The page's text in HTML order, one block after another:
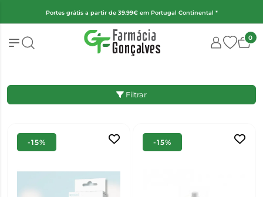
(Exceto fraldas, alimentação infantil e encomendas superiores a 2kg)
0
Filtrar
-15% -15%